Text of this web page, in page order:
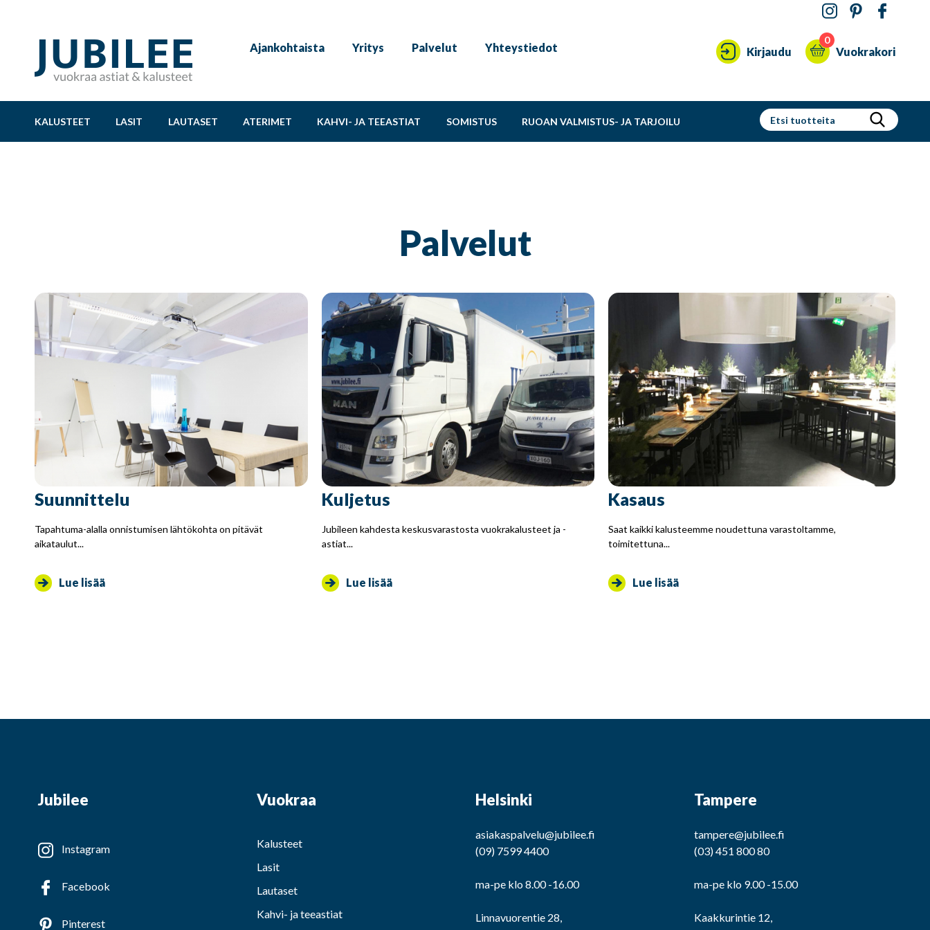
Ajankohtaista Yritys Palvelut Yhteystiedot Kirjaudu Vuokrakori
0
KALUSTEET LASIT LAUTASET ATERIMET KAHVI- JA TEEASTIAT SOMISTUS RUOAN VALMISTUS- JA TARJOILU
Palvelut
Suunnittelu
Tapahtuma-alalla onnistumisen lähtökohta on pitävät
aikataulut...
Lue lisää
Kuljetus
Jubileen kahdesta keskusvarastosta vuokrakalusteet ja -
astiat...
Lue lisää
Kasaus
Saat kaikki kalusteemme noudettuna varastoltamme,
toimitettuna...
Lue lisää
Jubilee
Instagram
Facebook
Pinterest
Vuokraa
Kalusteet
Lasit
Lautaset
Kahvi- ja teeastiat
Helsinki
asiakaspalvelu@jubilee.fi
(09) 7599 4400
ma-pe klo 8.00 -16.00
Linnavuorentie 28,
Tampere
tampere@jubilee.fi
(03) 451 800 80
ma-pe klo 9.00 -15.00
Kaakkurintie 12,